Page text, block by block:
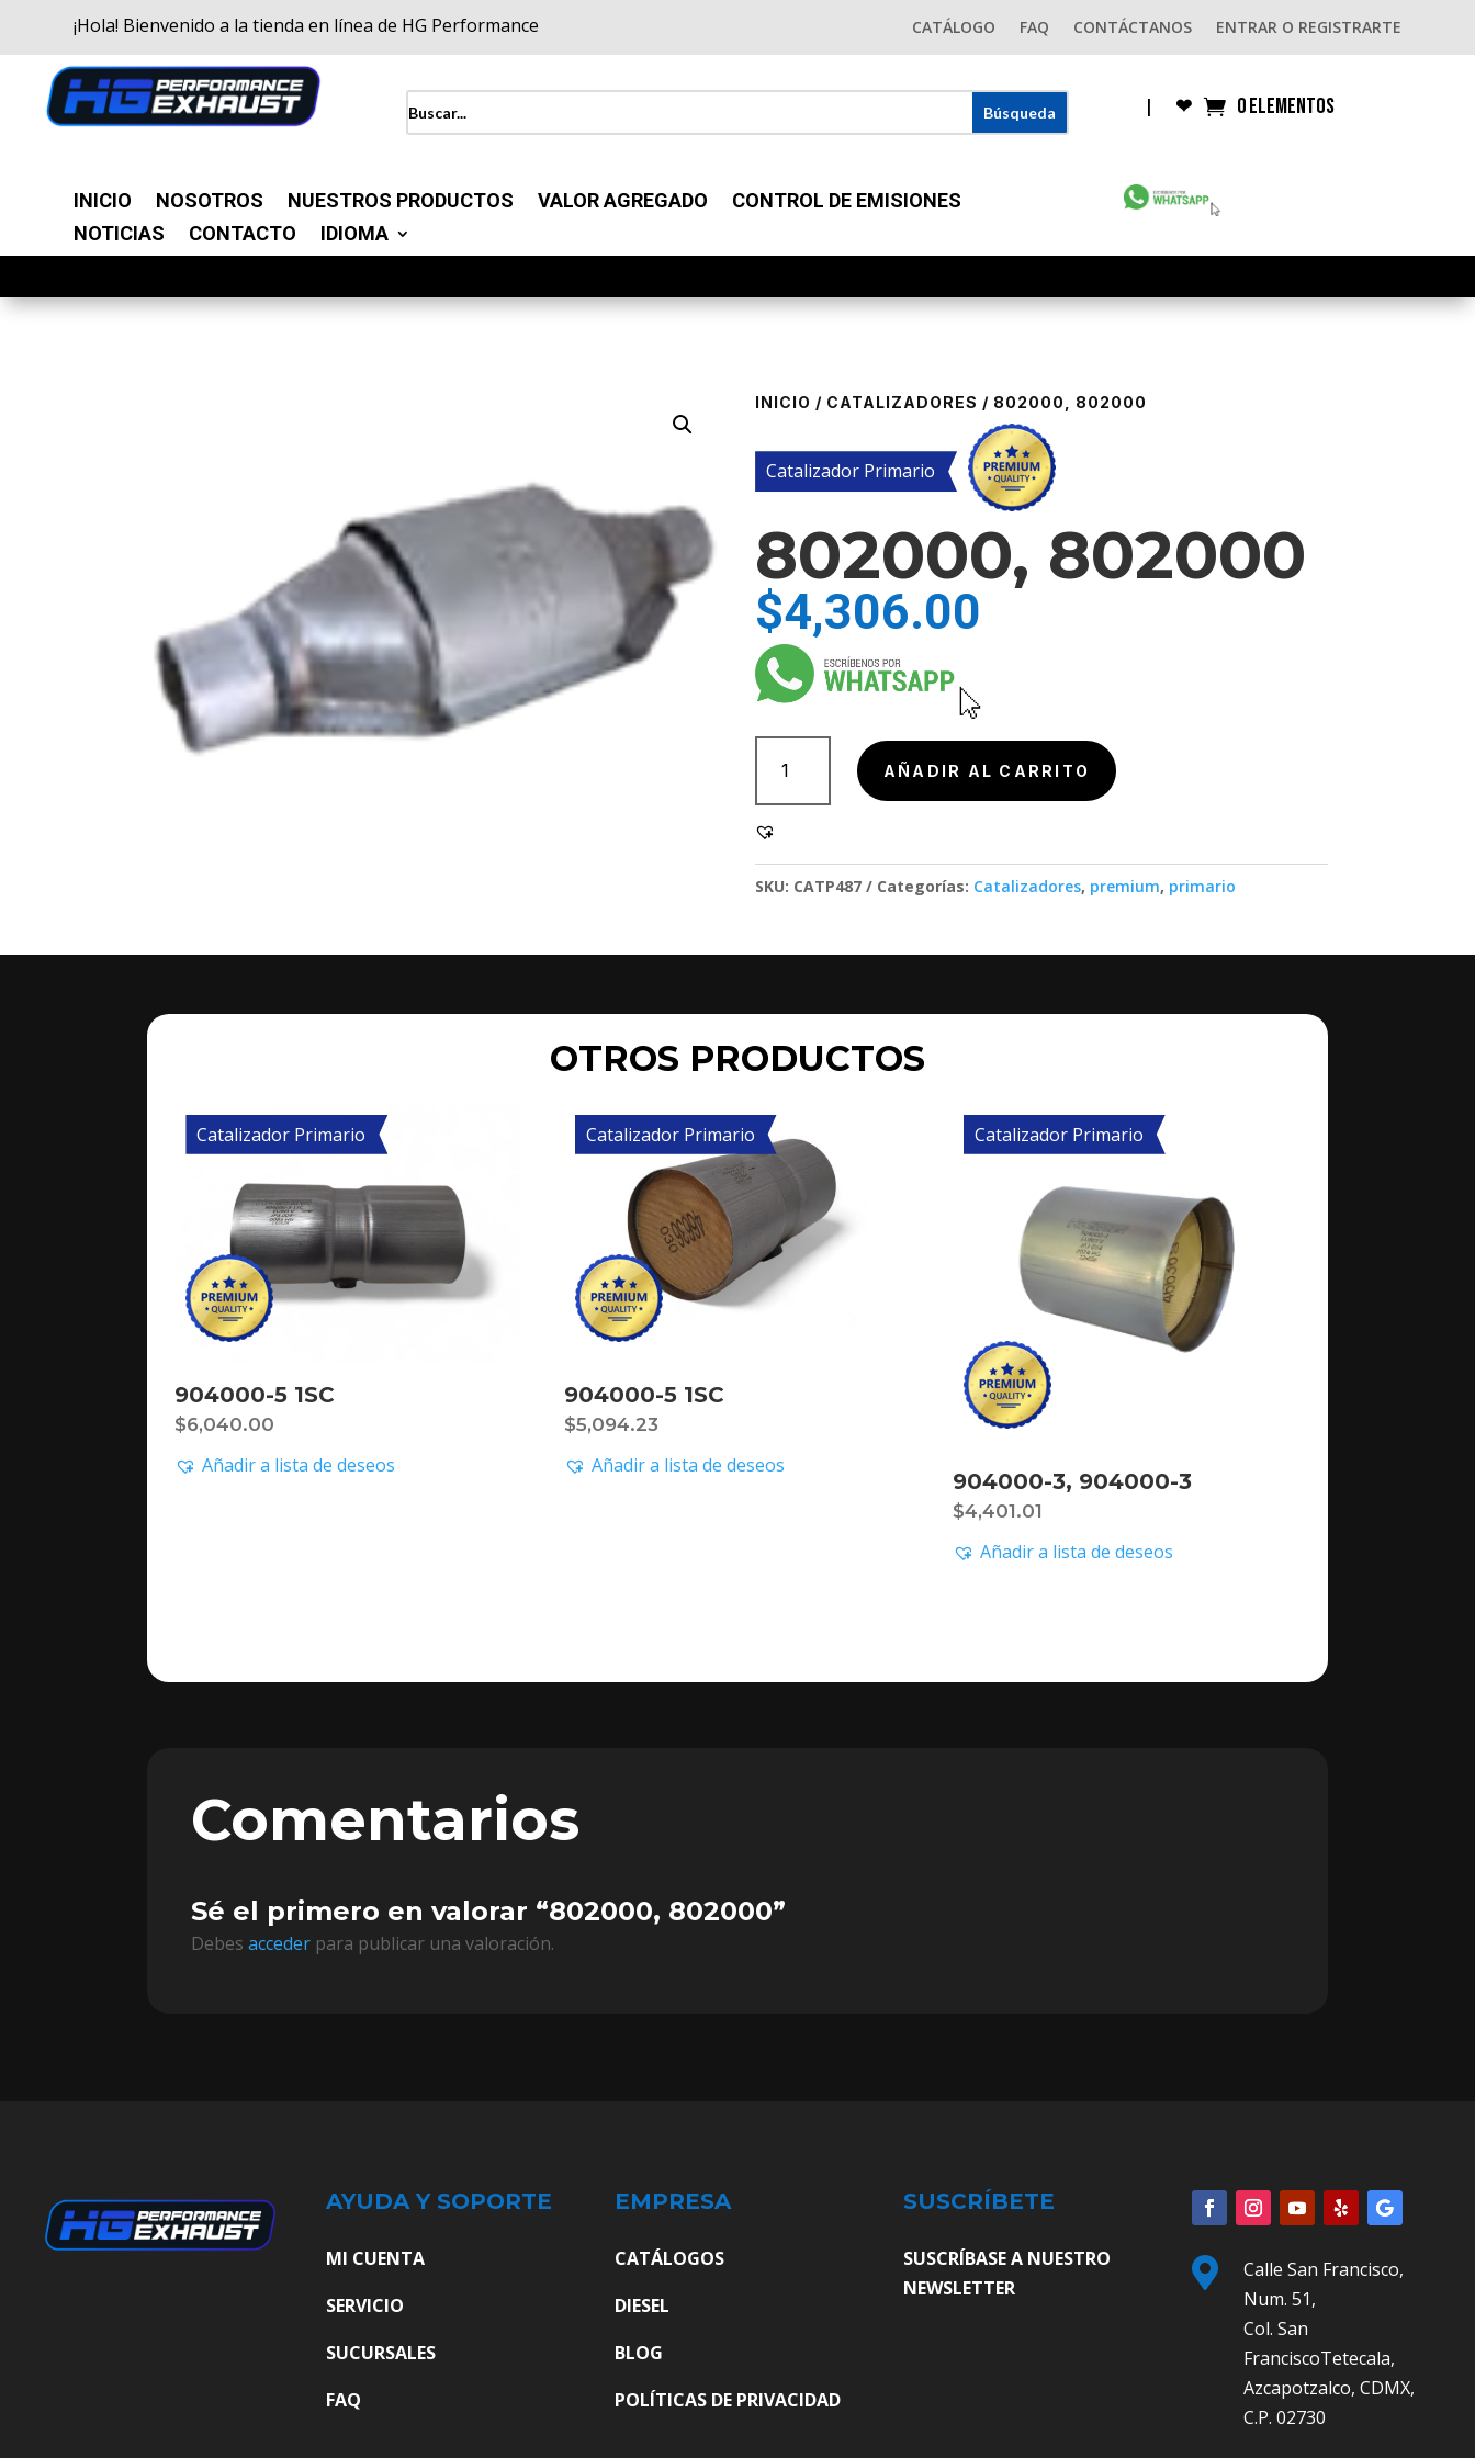
¡Hola! Bienvenido a la tienda en línea de HG Performance CATÁLOGO FAQ CONTÁCTANOS ENTRAR O REGISTRARTE
| ❤︎ 0 elementos
INICIO NOSOTROS NUESTROS PRODUCTOS VALOR AGREGADO
CONTROL DE EMISIONES
NOTICIAS
CONTACTO IDIOMA
INICIO / CATALIZADORES / 802000, 802000
Catalizador Primario
802000, 802000
$4,306.00
802000,
802000
cantidad
AÑADIR AL CARRITO
SKU: CATP487 Categorías: Catalizadores, premium, primario
OTROS PRODUCTOS
Catalizador Primario
904000-5 1SC
$6,040.00
Añadir a lista de deseos
Catalizador Primario
904000-5 1SC
$5,094.23
Añadir a lista de deseos
Catalizador Primario
904000-3, 904000-3
$4,401.01
Añadir a lista de deseos
Comentarios
Sé el primero en valorar “802000, 802000”
Debesacceder para publicar una valoración.
AYUDA Y SOPORTE
MI CUENTA
SERVICIO
SUCURSALES
FAQ
EMPRESA
CATÁLOGOS
DIESEL
BLOG
POLÍTICAS DE PRIVACIDAD
SUSCRÍBETE
SUSCRÍBASE A NUESTRO
NEWSLETTER

Calle San Francisco,
Num. 51,
Col. San
FranciscoTetecala,
Azcapotzalco, CDMX,
C.P. 02730